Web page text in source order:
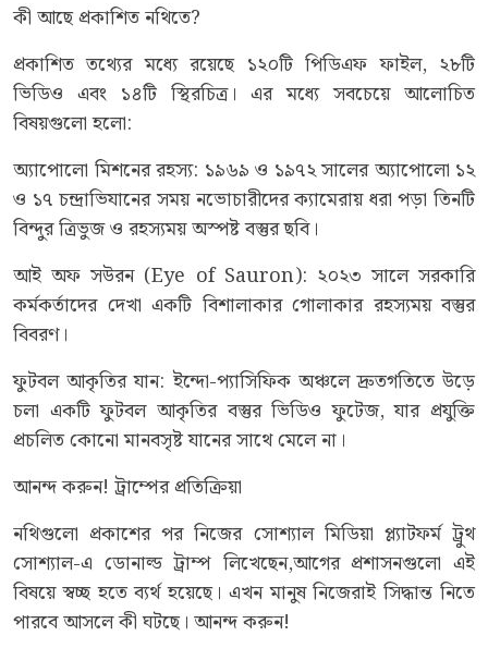
কী আছে প্রকাশিত নথিতে?
প্রকাশিত তথ্যের মধ্যে রয়েছে ১২০টি পিডিএফ ফাইল, ২৮টি
ভিডিও এবং ১৪টি স্থিরচিত্র। এর মধ্যে সবচেয়ে আলোচিত
বিষয়গুলো হলো:
অ্যাপোলো মিশনের রহস্য: ১৯৬৯ ও ১৯৭২ সালের অ্যাপোলো ১২
ও ১৭ চন্দ্রাভিযানের সময় নভোচারীদের ক্যামেরায় ধরা পড়া তিনটি
বিন্দুর ত্রিভুজ ও রহস্যময় অস্পষ্ট বস্তুর ছবি।
আই অফ সউরন (Eye of Sauron): ২০২৩ সালে সরকারি
কর্মকর্তাদের দেখা একটি বিশালাকার গোলাকার রহস্যময় বস্তুর
বিবরণ।
ফুটবল আকৃতির যান: ইন্দো-প্যাসিফিক অঞ্চলে দ্রুতগতিতে উড়ে
চলা একটি ফুটবল আকৃতির বস্তুর ভিডিও ফুটেজ, যার প্রযুক্তি
প্রচলিত কোনো মানবসৃষ্ট যানের সাথে মেলে না।
আনন্দ করুন! ট্রাম্পের প্রতিক্রিয়া
নথিগুলো প্রকাশের পর নিজের সোশ্যাল মিডিয়া প্ল্যাটফর্ম ট্রুথ
সোশ্যাল-এ ডোনাল্ড ট্রাম্প লিখেছেন,আগের প্রশাসনগুলো এই
বিষয়ে স্বচ্ছ হতে ব্যর্থ হয়েছে। এখন মানুষ নিজেরাই সিদ্ধান্ত নিতে
পারবে আসলে কী ঘটছে। আনন্দ করুন!